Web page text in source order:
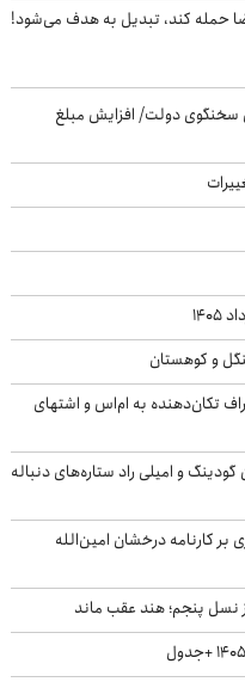
حمله کند، تبدیل به هدف می‌شود!
سخنگوی دولت/ افزایش مبلغ
و کوهستان
تکان‌دهنده به ام‌اس و اشتهای
و امیلی راد ستاره‌های دنباله
بر کارنامه درخشان امین‌الله
نسل پنجم؛ هند عقب ماند